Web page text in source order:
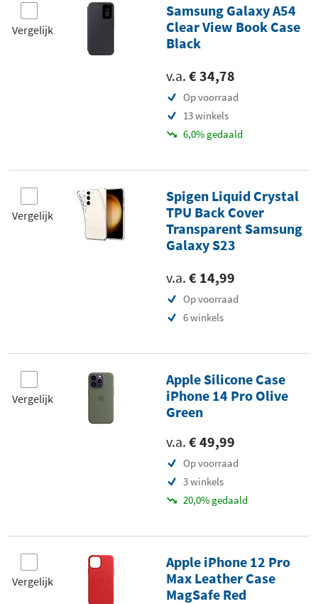
Vergelijk
Samsung Galaxy A54
Clear View Book Case
Black
v.a. € 34,78
Op voorraad
13 winkels
6,0% gedaald
Vergelijk
Spigen Liquid Crystal
TPU Back Cover
Transparent Samsung
Galaxy S23
v.a. € 14,99
Op voorraad
6 winkels
Vergelijk
Apple Silicone Case
iPhone 14 Pro Olive
Green
v.a. € 49,99
Op voorraad
3 winkels
20,0% gedaald
Vergelijk
Apple iPhone 12 Pro
Max Leather Case
MagSafe Red